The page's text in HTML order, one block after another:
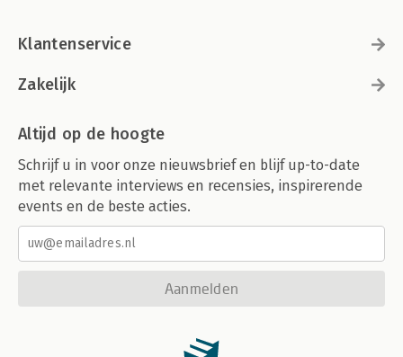
Klantenservice
Zakelijk
Altijd op de hoogte
Schrijf u in voor onze nieuwsbrief en blijf up-to-date
met relevante interviews en recensies, inspirerende
events en de beste acties.
Aanmelden